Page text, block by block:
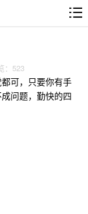
：523
可，只要你有手
问题，勤快的四